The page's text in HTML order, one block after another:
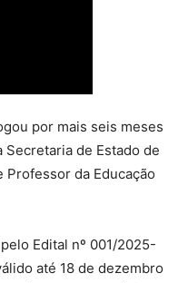
por mais seis meses
de Estado de
Professor da Educação
Edital nº 001/2025-
até 18 de dezembro